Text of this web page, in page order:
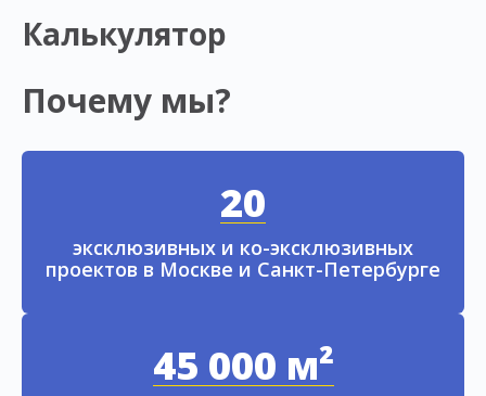
Калькулятор
Почему мы?
20
эксклюзивных и ко-эксклюзивных
проектов в Москве и Санкт-Петербурге
45 000 м²